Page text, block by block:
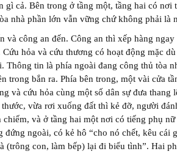
gì cả. Bên trong ở tầng một, tầng hai có nơi
nhà phần lớn vẫn vững chứ không phải là
và công an đến. Công an thì xếp hàng
Cứu hỏa và cứu thương có hoạt động mặc
Thông tin là phía ngoài đang công thủ tòa
trong bắn ra. Phía bên trong, một vài cửa
và cứu hỏa cùng một số dân sự đưa thang
vừa rơi xuống đất thì kẻ đỡ, người
chiếm, và ở tầng hai một nơi có tiếng phụ
đứng ngoài, có kẻ hô “cho nó chết, kêu cái
(trông con, làm bếp) lại đi biểu tình”. Hai